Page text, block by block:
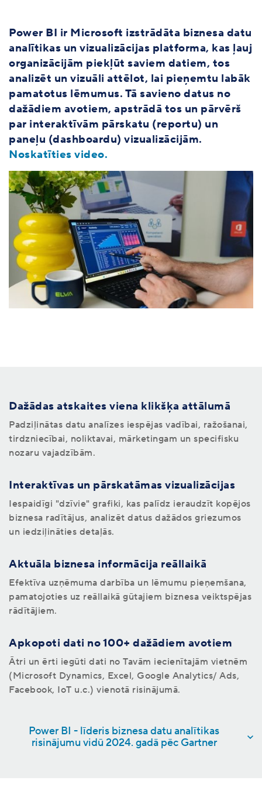
Power BI ir Microsoft izstrādāta biznesa datu
analītikas un vizualizācijas platforma, kas ļauj
organizācijām piekļūt saviem datiem, tos
analizēt un vizuāli attēlot, lai pieņemtu labāk
pamatotus lēmumus. Tā savieno datus no
dažādiem avotiem, apstrādā tos un pārvērš
par interaktīvām pārskatu (reportu) un
paneļu (dashboardu) vizualizācijām.
Noskatīties video.
Dažādas atskaites viena klikšķa attālumā
Padziļinātas datu analīzes iespējas vadībai, ražošanai,
tirdzniecībai, noliktavai, mārketingam un specifisku
nozaru vajadzībām.
Interaktīvas un pārskatāmas vizualizācijas
Iespaidīgi "dzīvie" grafiki, kas palīdz ieraudzīt kopējos
biznesa radītājus, analizēt datus dažādos griezumos
un iedziļināties detaļās.
Aktuāla biznesa informācija reāllaikā
Efektīva uzņēmuma darbība un lēmumu pieņemšana,
pamatojoties uz reāllaikā gūtajiem biznesa veiktspējas
rādītājiem.
Apkopoti dati no 100+ dažādiem avotiem
Ātri un ērti iegūti dati no Tavām iecienītajām vietnēm
(Microsoft Dynamics, Excel, Google Analytics/ Ads,
Facebook, IoT u.c.) vienotā risinājumā.
Power BI - līderis biznesa datu analītikas
risinājumu vidū 2024. gadā pēc Gartner